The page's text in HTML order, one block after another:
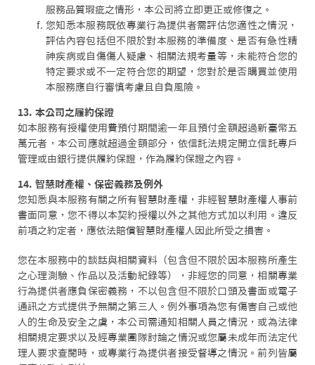
服務品質瑕疵之情形，本公司將立即更正或修復之。
您知悉本服務既依專業行為提供者需評估您適性之情況，
評估內容包括但不限於對本服務的準備度、是否有急性精
神疾病或自傷傷人疑慮、相關法規考量等，未能符合您的
特定要求或不一定符合您的期望，您對於是否購買並使用
本服務應自行審慎考慮且自負風險。
13. 本公司之履約保證
如本服務有授權使用費預付期間逾一年且預付金額超過新臺幣五
萬元者，本公司應就超過金額部分，依信託法規定開立信託專戶
管理或由銀行提供履約保證，作為履約保證之內容。
14. 智慧財產權、保密義務及例外
您知悉與本服務有關之所有智慧財產權，非經智慧財產權人事前
書面同意，您不得以本契約授權以外之其他方式加以利用。違反
前項之約定者，應依法賠償智慧財產權人因此所受之損害。
您在本服務中的談話與相關資料（包含但不限於因本服務所產生
之心理測驗、作品以及活動紀錄等），非經您的同意，相關專業
行為提供者應負保密義務，不以包含但不限於口頭及書面或電子
通訊之方式提供予無關之第三人。例外事項為您有傷害自己或他
人的生命及安全之虞，本公司需通知相關人員之情況，或為法律
相關規定要求以及經專業團隊討論之情況或您屬未成年而法定代
理人要求查閱時，或專業行為提供者接受督導之情況。前列皆屬